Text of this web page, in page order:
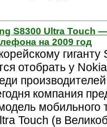
S8300 Ultra Touch
на 2009 год
гиганту
отобрать у
компания
мобильного
Touch (в